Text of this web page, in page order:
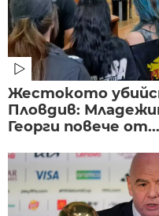
Жестокото
Пловдив:
Георги повече от...